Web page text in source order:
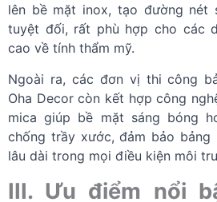
lên bề mặt inox, tạo đường nét
tuyệt đối, rất phù hợp cho các
cao về tính thẩm mỹ.
Ngoài ra, các đơn vị thi công
Oha Decor còn kết hợp công
mica giúp bề mặt sáng bóng
chống trầy xước, đảm bảo
lâu dài trong mọi điều kiện môi
III. Ưu điểm nổi